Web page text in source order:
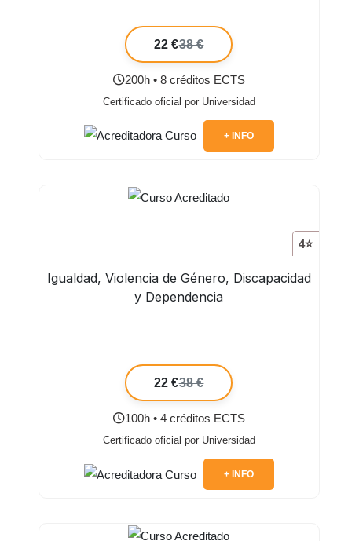
22 €38 €
200h • 8 créditos ECTS
Certificado oficial por Universidad
+ INFO
4⭐
Igualdad, Violencia de Género, Discapacidad
y Dependencia
22 €38 €
100h • 4 créditos ECTS
Certificado oficial por Universidad
+ INFO